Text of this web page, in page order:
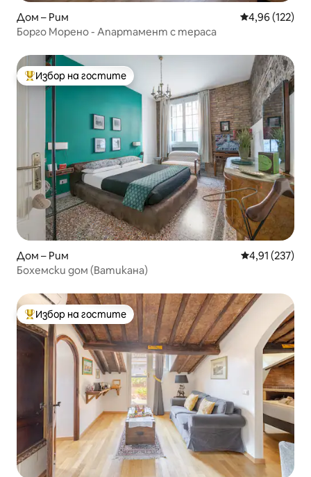
Дом – Рим Средна
4,96 (122)
Борго Морено - Апартамент с тераса
Най-популярен избор на гостите
Избор на гостите
Дом – Рим Средна
4,91 (237)
Бохемски дом (Ватикана)
Най-популярен избор на гостите
Избор на гостите